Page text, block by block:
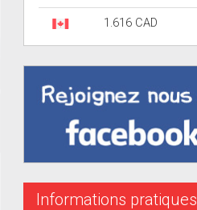
1.616 CAD
Informations pratiques